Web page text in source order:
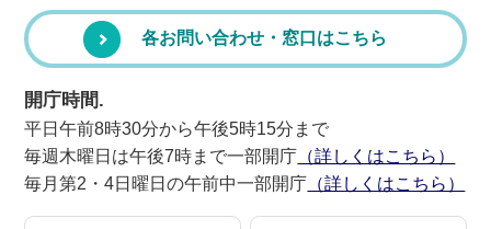
各お問い合わせ・窓口はこちら
開庁時間.
平日午前8時30分から午後5時15分まで
毎週木曜日は午後7時まで一部開庁 （詳しくはこちら）
毎月第2・4日曜日の午前中一部開庁 （詳しくはこちら）